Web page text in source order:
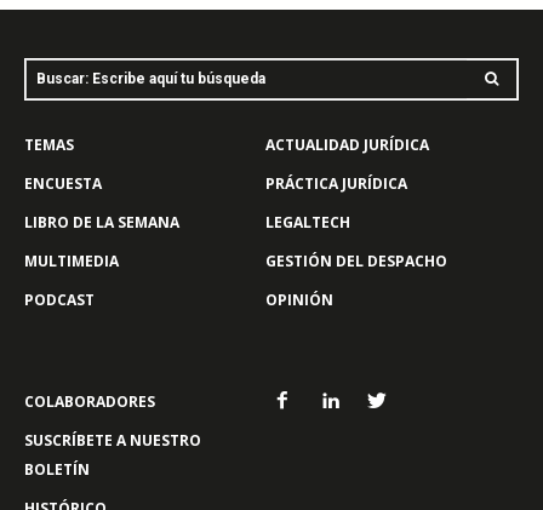
Buscar: Escribe aquí tu búsqueda
TEMAS
ENCUESTA
LIBRO DE LA SEMANA
MULTIMEDIA
PODCAST
ACTUALIDAD JURÍDICA
PRÁCTICA JURÍDICA
LEGALTECH
GESTIÓN DEL DESPACHO
OPINIÓN
COLABORADORES
SUSCRÍBETE A NUESTRO
BOLETÍN